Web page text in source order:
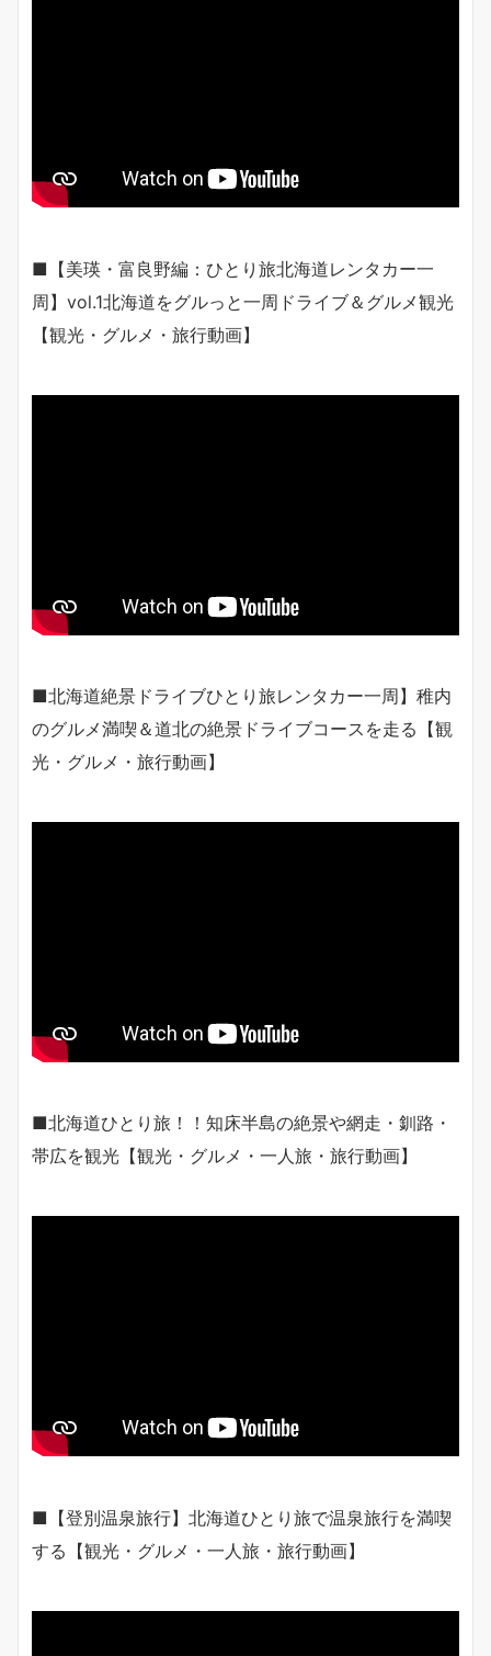
■【美瑛・富良野編：ひとり旅北海道レンタカー一
周】vol.1北海道をグルっと一周ドライブ＆グルメ観光
【観光・グルメ・旅行動画】
■北海道絶景ドライブひとり旅レンタカー一周】稚内
のグルメ満喫＆道北の絶景ドライブコースを走る【観
光・グルメ・旅行動画】
■北海道ひとり旅！！知床半島の絶景や網走・釧路・
帯広を観光【観光・グルメ・一人旅・旅行動画】
■【登別温泉旅行】北海道ひとり旅で温泉旅行を満喫
する【観光・グルメ・一人旅・旅行動画】